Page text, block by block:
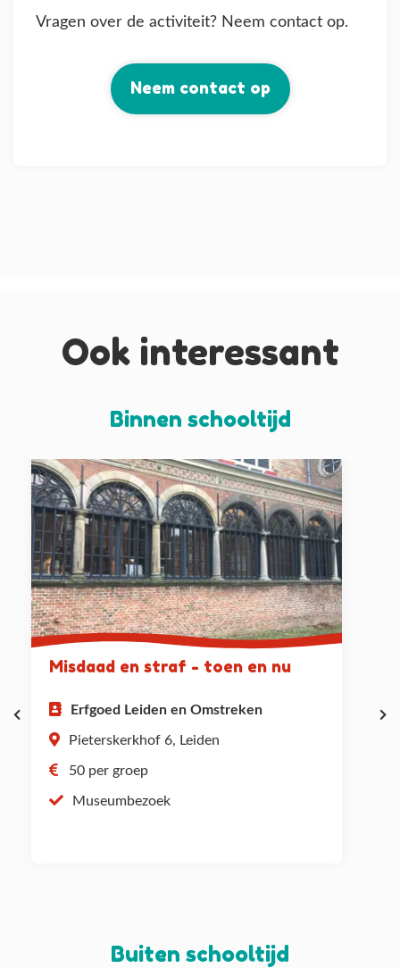
Vragen over de activiteit? Neem contact op.
Neem contact op
Ook interessant
Binnen schooltijd
Misdaad en straf - toen en nu
Erfgoed Leiden en Omstreken
Pieterskerkhof 6, Leiden
50 per groep
Museumbezoek
Buiten schooltijd